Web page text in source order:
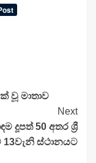
වූ මාතාව
Next
50 අතර ශ්‍රී
13වැනි ස්ථානයට